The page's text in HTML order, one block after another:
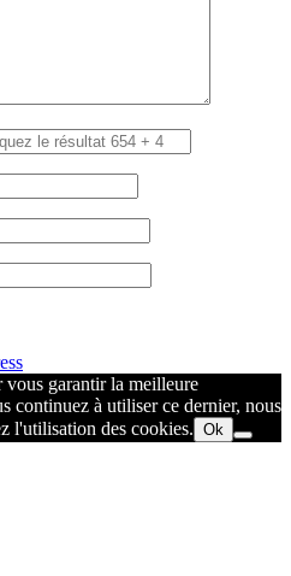
garantir la meilleure
continuez à utiliser ce dernier, nous
l'utilisation des cookies. Ok